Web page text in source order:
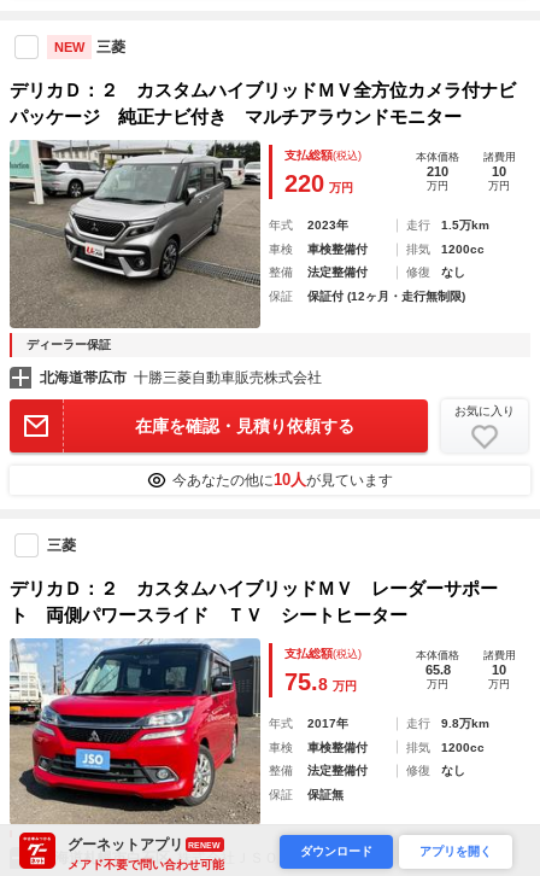
NEW 三菱
デリカＤ：２ カスタムハイブリッドＭＶ全方位カメラ付ナビ
パッケージ 純正ナビ付き マルチアラウンドモニター
支払総額(税込)
220 万円
本体価格
210
万円
諸費用
10
万円
年式 2023年 走行
1.5万km
車検
車検整備付 排気
1200cc
整備
法定整備付 修復
なし
保証
保証付 (12ヶ月・走行無制限)
ディーラー保証
北海道帯広市 十勝三菱自動車販売株式会社
在庫を確認・見積り依頼する
お気に入り
今あなたの他に10人が見ています
三菱
デリカＤ：２ カスタムハイブリッドＭＶ レーダーサポー
ト 両側パワースライド ＴＶ シートヒーター
支払総額(税込)
75.8 万円
本体価格
65.8
万円
諸費用
10
万円
年式 2017年 走行
9.8万km
車検
車検整備付 排気
1200cc
整備
法定整備付 修復
なし
保証
保証無
北海道札幌市白石区 株式会社ＪＳＯ
グーネットアプリ RENEW
メアド不要で問い合わせ可能
ダウンロード アプリを開く